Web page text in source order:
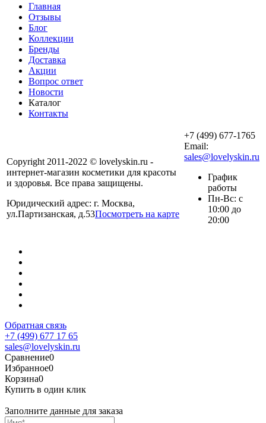
Главная
Отзывы
Блог
Коллекции
Бренды
Доставка
Акции
Вопрос ответ
Новости
Каталог
Контакты
Copyright 2011-2022 © lovelyskin.ru -
интернет-магазин косметики для красоты
и здоровья. Все права защищены.
Юридический адрес: г. Москва,
ул.Партизанская, д.53Посмотреть на карте
+7 (499) 677-1765
Email:
sales@lovelyskin.ru
График
работы
Пн-Вс: с
10:00 до
20:00
Обратная связь
+7 (499) 677 17 65
sales@lovelyskin.ru
Сравнение0
Избранное0
Корзина0
Купить в один клик
Заполните данные для заказа